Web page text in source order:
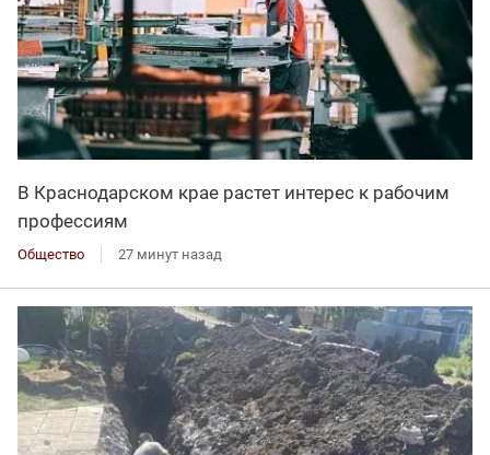
В Краснодарском крае растет интерес к рабочим
профессиям
Общество 27 минут назад